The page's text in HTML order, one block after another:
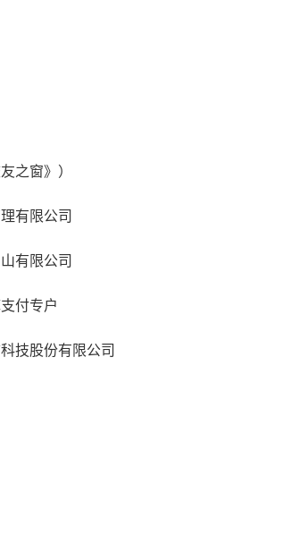
之窗》）
有限公司
有限公司
付专户
技股份有限公司